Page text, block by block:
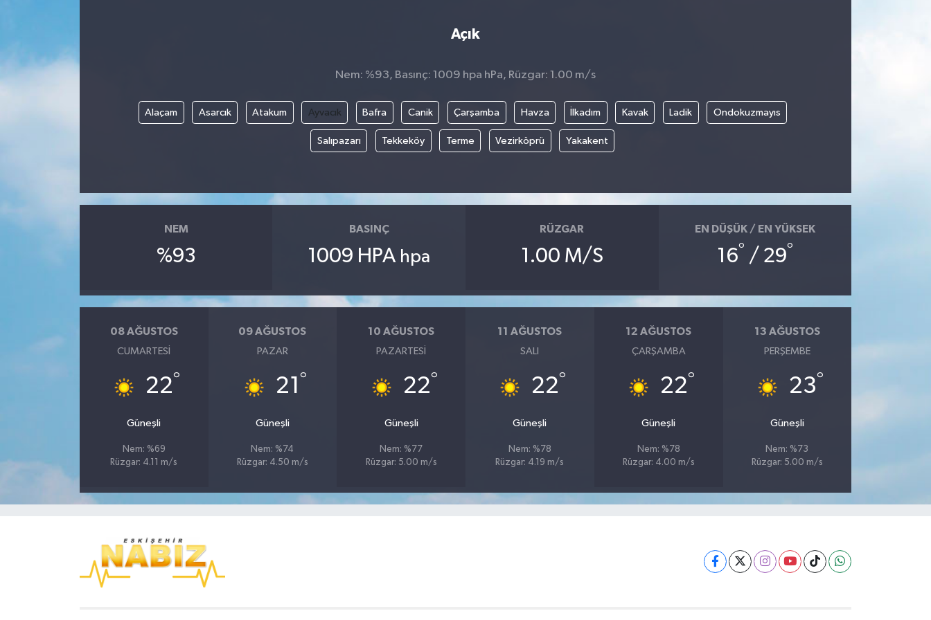
Açık
Nem: %93, Basınç: 1009 hpa hPa, Rüzgar: 1.00 m/s
Alaçam Asarcık Atakum Ayvacık Bafra Canik Çarşamba Havza İlkadım Kavak Ladik Ondokuzmayıs
Salıpazarı Tekkeköy Terme Vezirköprü Yakakent
NEM
%93
BASINÇ
1009 HPA hpa
RÜZGAR
1.00 M/S
EN DÜŞÜK / EN YÜKSEK
16° / 29°
08 AĞUSTOS
CUMARTESI
22°
Güneşli
Nem: %69
Rüzgar: 4.11 m/s
09 AĞUSTOS
PAZAR
21 °
Güneşli
Nem: %74
Rüzgar: 4.50 m/s
10 AĞUSTOS
PAZARTESI
22°
Güneşli
Nem: %77
Rüzgar: 5.00 m/s
11 AĞUSTOS
SALI
22°
Güneşli
Nem: %78
Rüzgar: 4.19 m/s
12 AĞUSTOS
ÇARŞAMBA
22°
Güneşli
Nem: %78
Rüzgar: 4.00 m/s
13 AĞUSTOS
PERŞEMBE
23°
Güneşli
Nem: %73
Rüzgar: 5.00 m/s
Kültür Sanat
Yurttan